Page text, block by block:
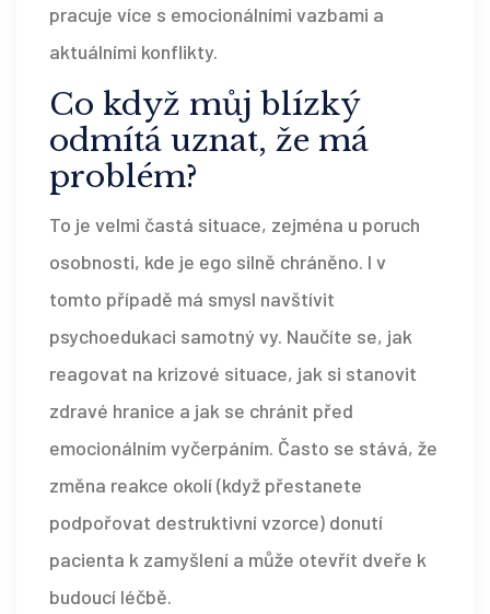
pracuje více s emocionálními vazbami a
aktuálními konflikty.
Co když můj blízký
odmítá uznat, že má
problém?
To je velmi častá situace, zejména u poruch
osobnosti, kde je ego silně chráněno. I v
tomto případě má smysl navštívit
psychoedukaci samotný vy. Naučíte se, jak
reagovat na krizové situace, jak si stanovit
zdravé hranice a jak se chránit před
emocionálním vyčerpáním. Často se stává, že
změna reakce okolí (když přestanete
podpořovat destruktivní vzorce) donutí
pacienta k zamyšlení a může otevřít dveře k
budoucí léčbě.